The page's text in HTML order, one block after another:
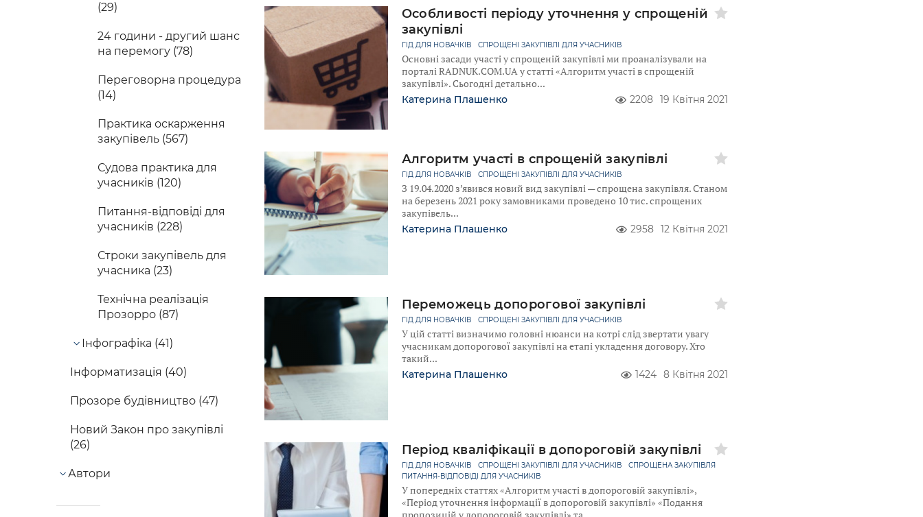
(29)
24 години - другий шанс
на перемогу (78)
Переговорна процедура
(14)
Практика оскарження
закупівель (567)
Судова практика для
учасників (120)
Питання-відповіді для
учасників (228)
Строки закупівель для
учасника (23)
Технічна реалізація
Прозорро (87)
Інфографіка (41)
Інформатизація (40)
Прозоре будівництво (47)
Новий Закон про закупівлі
(26)
Автори
Особливості періоду уточнення у спрощеній
закупівлі
ГІД ДЛЯ НОВАЧКІВ СПРОЩЕНІ ЗАКУПІВЛІ ДЛЯ УЧАСНИКІВ
Основні засади участі у спрощеній закупівлі ми проаналізували на
порталі RADNUK.COM.UA у статті «Алгоритм участі в спрощеній
закупівлі». Сьогодні детально
Катерина Плашенко 2208 19 Квітня 2021
Алгоритм участі в спрощеній закупівлі
ГІД ДЛЯ НОВАЧКІВ СПРОЩЕНІ ЗАКУПІВЛІ ДЛЯ УЧАСНИКІВ
З 19.04.2020 з’явився новий вид закупівлі — спрощена закупівля. Станом
на березень 2021 року замовниками проведено 10 тис. спрощених
закупівель
Катерина Плашенко 2958 12 Квітня 2021
Переможець допорогової закупівлі
ГІД ДЛЯ НОВАЧКІВ СПРОЩЕНІ ЗАКУПІВЛІ ДЛЯ УЧАСНИКІВ
У цій статті визначимо головні нюанси на котрі слід звертати увагу
учасникам допорогової закупівлі на етапі укладення договору. Хто
такий
Катерина Плашенко 1424 8 Квітня 2021
Період кваліфікації в допороговій закупівлі
ГІД ДЛЯ НОВАЧКІВ СПРОЩЕНІ ЗАКУПІВЛІ ДЛЯ УЧАСНИКІВ
СПРОЩЕНА ЗАКУПІВЛЯ
ПИТАННЯ-ВІДПОВІДІ ДЛЯ УЧАСНИКІВ
У попередніх статтях «Алгоритм участі в допороговій закупівлі»,
«Період уточнення інформації в допороговій закупівлі» «Подання